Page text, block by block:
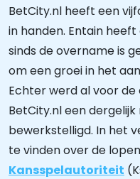
BetCity.nl heeft een
in handen. Entain
sinds de overname is
om een groei in het
Echter werd al voor
BetCity.nl een
bewerkstelligd. In het
te vinden over de
Kansspelautoriteit